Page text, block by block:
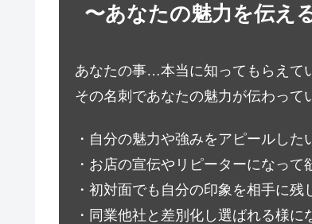
〜あなたの魅力を伝え
あなたの事…本当に知ってもらえて
その名刺であなたの魅力が伝わって
・自分の魅力や強みをアピールした
・お店の宣伝やリピーターになって
・初対面でも自分の印象を相手に残
・同業他社と差別化し選ばれる様に